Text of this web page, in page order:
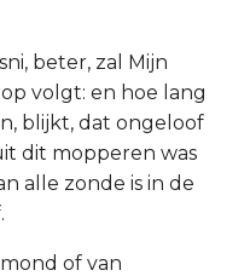
beter, zal Mijn
volgt: en hoe lang
blijkt, dat ongeloof
dit mopperen was
alle zonde is in de
of van